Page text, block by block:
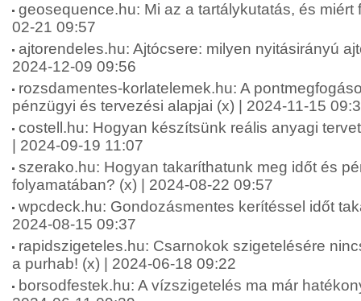
geosequence.hu: Mi az a tartálykutatás, és miért
02-21 09:57
ajtorendeles.hu: Ajtócsere: milyen nyitásirányú
2024-12-09 09:56
rozsdamentes-korlatelemek.hu: A
pénzügyi és tervezési alapjai (x) | 2024-11-15
costell.hu: Hogyan készítsünk reális anyagi
| 2024-09-19 11:07
szerako.hu: Hogyan takaríthatunk meg időt és
folyamatában? (x) | 2024-08-22 09:57
wpcdeck.hu: Gondozásmentes kerítéssel időt
2024-08-15 09:37
rapidszigeteles.hu: Csarnokok szigetelésére
a purhab! (x) | 2024-06-18 09:22
borsodfestek.hu: A vízszigetelés ma már